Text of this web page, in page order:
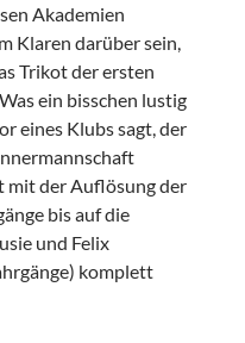
Akademien
Klaren darüber sein,
Trikot der ersten
ein bisschen lustig
eines Klubs sagt, der
mit der Auflösung der
bis auf die
und Felix
komplett